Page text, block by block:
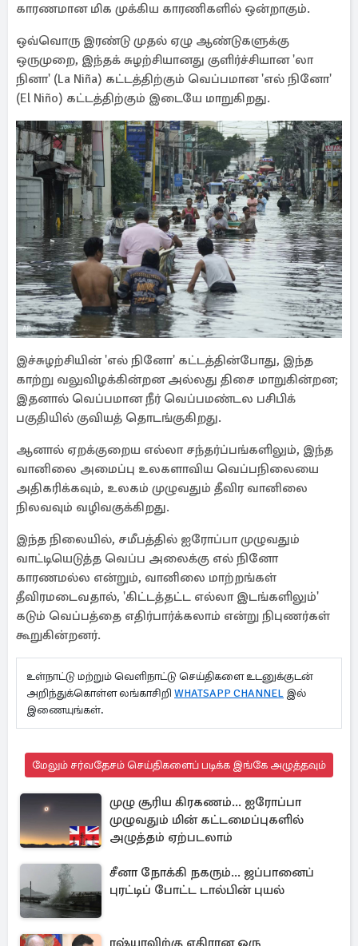
காரணமான மிக முக்கிய காரணிகளில் ஒன்றாகும்.
ஒவ்வொரு இரண்டு முதல் ஏழு ஆண்டுகளுக்கு
ஒருமுறை, இந்தக் சுழற்சியானது குளிர்ச்சியான 'லா
நினா' (La Niña) கட்டத்திற்கும் வெப்பமான 'எல் நினோ'
(El Niño) கட்டத்திற்கும் இடையே மாறுகிறது.
இச்சுழற்சியின் 'எல் நினோ' கட்டத்தின்போது, ​​இந்த
காற்று வலுவிழக்கின்றன அல்லது திசை மாறுகின்றன;
இதனால் வெப்பமான நீர் வெப்பமண்டல பசிபிக்
பகுதியில் குவியத் தொடங்குகிறது.
ஆனால் ஏறக்குறைய எல்லா சந்தர்ப்பங்களிலும், இந்த
வானிலை அமைப்பு உலகளாவிய வெப்பநிலையை
அதிகரிக்கவும், உலகம் முழுவதும் தீவிர வானிலை
நிலவவும் வழிவகுக்கிறது.
இந்த நிலையில், சமீபத்தில் ஐரோப்பா முழுவதும்
வாட்டியெடுத்த வெப்ப அலைக்கு எல் நினோ
காரணமல்ல என்றும், வானிலை மாற்றங்கள்
தீவிரமடைவதால், 'கிட்டத்தட்ட எல்லா இடங்களிலும்'
கடும் வெப்பத்தை எதிர்பார்க்கலாம் என்று நிபுணர்கள்
கூறுகின்றனர்.
உள்நாட்டு மற்றும் வெளிநாட்டு செய்திகளை உடனுக்குடன்
அறிந்துக்கொள்ள லங்காசிறி WHATSAPP CHANNEL இல்
இணையுங்கள்.
மேலும் சர்வதேசம் செய்திகளைப் படிக்க இங்கே அழுத்தவும்
முழு சூரிய கிரகணம்... ஐரோப்பா
முழுவதும் மின் கட்டமைப்புகளில்
அழுத்தம் ஏற்படலாம்
சீனா நோக்கி நகரும்... ஜப்பானைப்
புரட்டிப் போட்ட டால்பின் புயல்
ரஷ்யாவிற்கு எதிரான ஒரு